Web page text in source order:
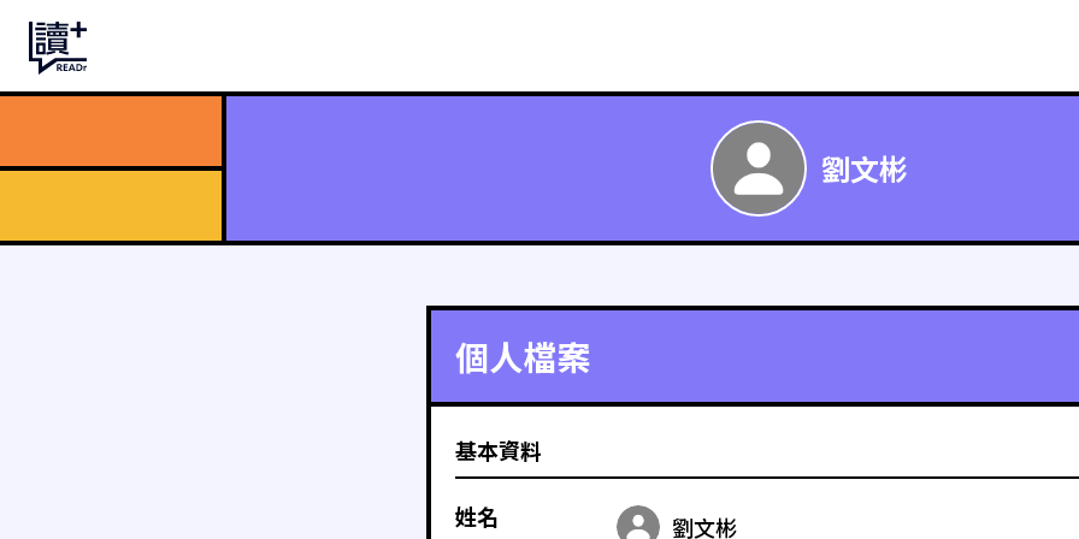
劉文彬
個人檔案
基本資料
姓名 劉文彬